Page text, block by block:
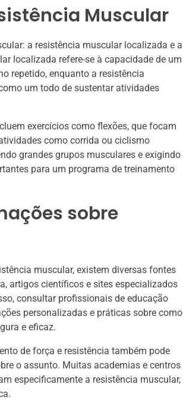
Muscular
a resistência muscular localizada e a
localizada refere-se à capacidade de um
repetido, enquanto a resistência
um todo de sustentar atividades
exercícios como flexões, que focam
como corrida ou ciclismo
grandes grupos musculares e exigindo
para um programa de treinamento
sobre
muscular, existem diversas fontes
artigos científicos e sites especializados
consultar profissionais de educação
personalizadas e práticas sobre como
e eficaz.
de força e resistência também pode
o assunto. Muitas academias e centros
especificamente a resistência muscular,